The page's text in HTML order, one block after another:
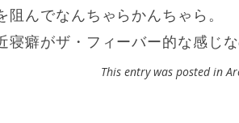
阻んでなんちゃらかんちゃら。
寝癖がザ・フィーバー的な感じ
This entry was posted in